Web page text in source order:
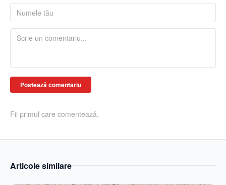
Postează comentariu
Fii primul care comentează.
Articole similare